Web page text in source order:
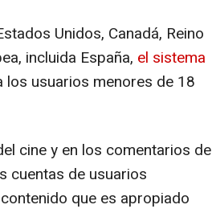
Unidos, Canadá, Reino
incluida España, el sistema
usuarios menores de 18
cine y en los comentarios de
cuentas de usuarios
que es apropiado